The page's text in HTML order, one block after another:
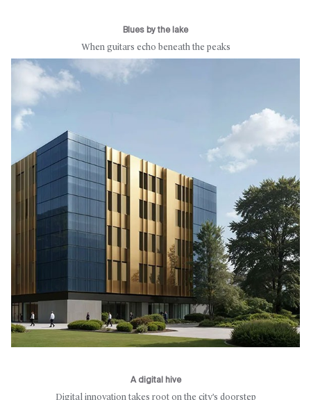
Blues by the lake
When guitars echo beneath the peaks
A digital hive
Digital innovation takes root on the city's doorstep